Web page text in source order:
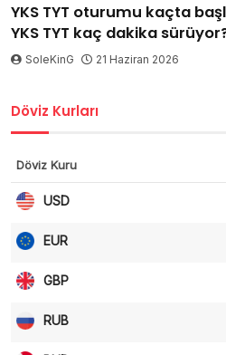
YKS TYT oturumu kaçta
YKS TYT kaç dakika
SoleKinG 21 Haziran 2026
Döviz Kurları
Döviz Kuru
USD
EUR
GBP
RUB